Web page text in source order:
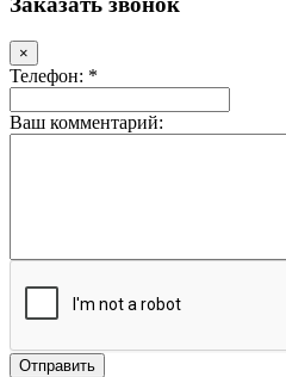
×
Телефон: *
Ваш комментарий: